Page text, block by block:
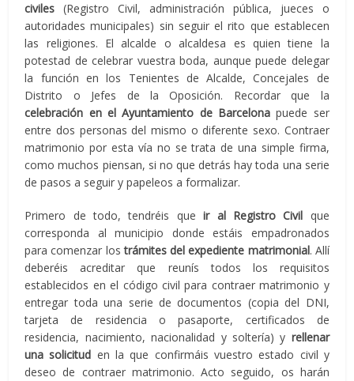
civiles (Registro Civil, administración pública, jueces o
autoridades municipales) sin seguir el rito que establecen
las religiones. El alcalde o alcaldesa es quien tiene la
potestad de celebrar vuestra boda, aunque puede delegar
la función en los Tenientes de Alcalde, Concejales de
Distrito o Jefes de la Oposición. Recordar que la
celebración en el Ayuntamiento de Barcelona puede ser
entre dos personas del mismo o diferente sexo. Contraer
matrimonio por esta vía no se trata de una simple firma,
como muchos piensan, si no que detrás hay toda una serie
de pasos a seguir y papeleos a formalizar.
Primero de todo, tendréis queir al Registro Civil que
corresponda al municipio donde estáis empadronados
para comenzar lostrámites del expediente matrimonial. Allí
deberéis acreditar que reunís todos los requisitos
establecidos en el código civil para contraer matrimonio y
entregar toda una serie de documentos (copia del DNI,
tarjeta de residencia o pasaporte, certificados de
residencia, nacimiento, nacionalidad y soltería) y rellenar
una solicitud en la que confirmáis vuestro estado civil y
deseo de contraer matrimonio. Acto seguido, os harán